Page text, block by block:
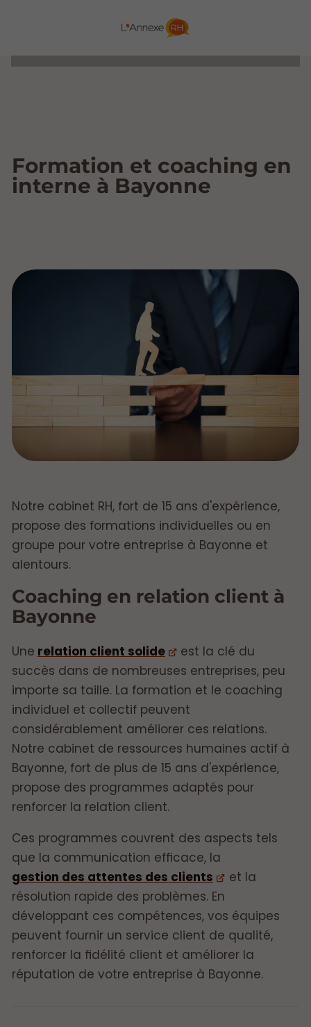
Formation et coaching en
interne à Bayonne
Notre cabinet RH, fort de 15 ans d'expérience,
propose des formations individuelles ou en
groupe pour votre entreprise à Bayonne et
alentours.
Coaching en relation client à
Bayonne
Une relation client solide
est la clé du
succès dans de nombreuses entreprises, peu
importe sa taille. La formation et le coaching
individuel et collectif peuvent
considérablement améliorer ces relations.
Notre cabinet de ressources humaines actif à
Bayonne, fort de plus de 15 ans d'expérience,
propose des programmes adaptés pour
renforcer la relation client.
Ces programmes couvrent des aspects tels
que la communication efficace, la
gestion des attentes des clients
et la
résolution rapide des problèmes. En
développant ces compétences, vos équipes
peuvent fournir un service client de qualité,
renforcer la fidélité client et améliorer la
réputation de votre entreprise à Bayonne.